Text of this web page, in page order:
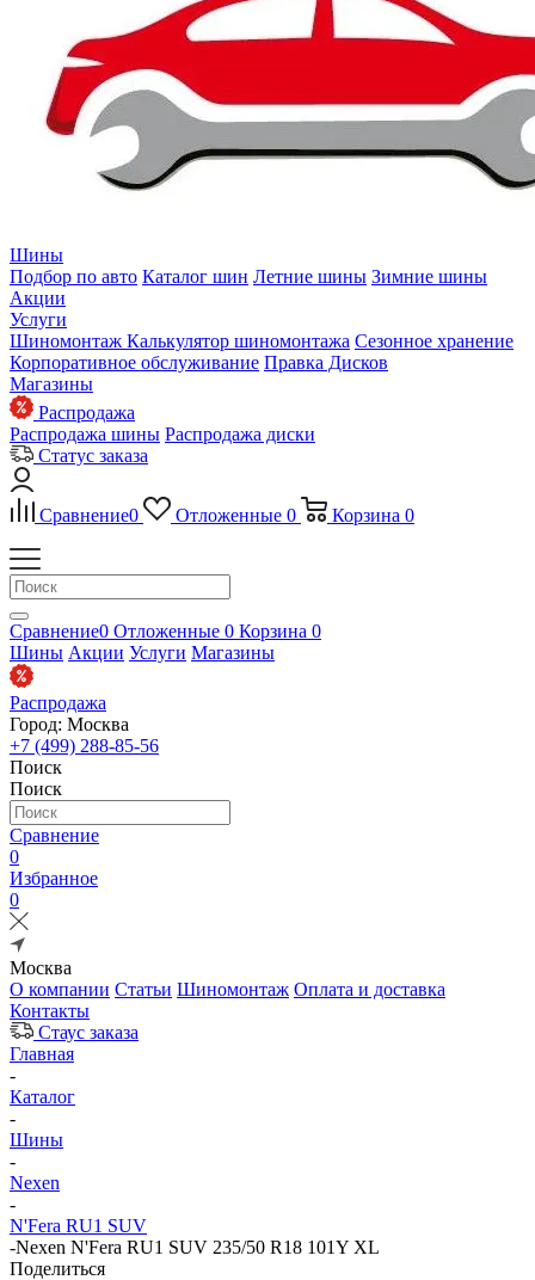
Шины
Подбор по авто Каталог шин Летние шины Зимние шины
Акции
Услуги
Шиномонтаж Калькулятор шиномонтажа Сезонное хранение
Корпоративное обслуживание Правка Дисков
Магазины
Распродажа
Распродажа шины Распродажа диски
Статус заказа
Сравнение0 Отложенные 0 Корзина 0
Сравнение0 Отложенные 0 Корзина 0
Шины Акции Услуги Магазины
Распродажа
Город: Москва
+7 (499) 288-85-56
Поиск
Поиск
Сравнение
0
Избранное
0
Москва
О компании Статьи Шиномонтаж Оплата и доставка
Контакты
Стаус заказа
Главная
-
Каталог
-
Шины
-
Nexen
-
N'Fera RU1 SUV
-Nexen N'Fera RU1 SUV 235/50 R18 101Y XL
Поделиться